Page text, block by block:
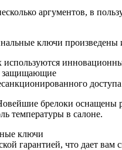
аргументов, в
ключи произведены
защищающие
брелоки
температуры в салоне.
ключи
гарантией, что дает